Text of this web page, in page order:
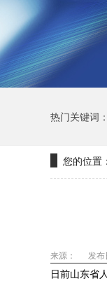
热门关键词：
您的位置：
来源： 发
日前山东省